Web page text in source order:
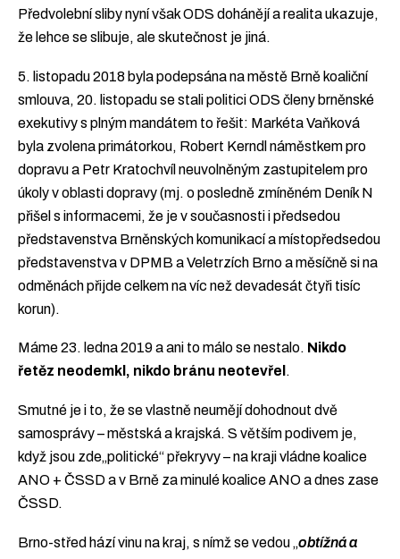
Předvolební sliby nyní však ODS dohánějí a realita ukazuje,
že lehce se slibuje, ale skutečnost je jiná.
5. listopadu 2018 byla podepsána na městě Brně koaliční
smlouva, 20. listopadu se stali politici ODS členy brněnské
exekutivy s plným mandátem to řešit: Markéta Vaňková
byla zvolena primátorkou, Robert Kerndl náměstkem pro
dopravu a Petr Kratochvíl neuvolněným zastupitelem pro
úkoly v oblasti dopravy (mj. o posledně zmíněném Deník N
přišel s informacemi, že je v současnosti i předsedou
představenstva Brněnských komunikací a místopředsedou
představenstva v DPMB a Veletrzích Brno a měsíčně si na
odměnách přijde celkem na víc než devadesát čtyři tisíc
korun).
Máme 23. ledna 2019 a ani to málo se nestalo. Nikdo
řetěz neodemkl, nikdo bránu neotevřel .
Smutné je i to, že se vlastně neumějí dohodnout dvě
samosprávy – městská a krajská. S větším podivem je,
když jsou zde„politické“ překryvy – na kraji vládne koalice
ANO + ČSSD a v Brně za minulé koalice ANO a dnes zase
ČSSD.
Brno-střed hází vinu na kraj, s nímž se vedou „obtížná a